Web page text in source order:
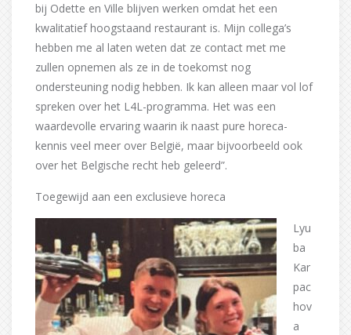
bij Odette en Ville blijven werken omdat het een
kwalitatief hoogstaand restaurant is. Mijn collega’s
hebben me al laten weten dat ze contact met me
zullen opnemen als ze in de toekomst nog
ondersteuning nodig hebben. Ik kan alleen maar vol lof
spreken over het L4L-programma. Het was een
waardevolle ervaring waarin ik naast pure horeca-
kennis veel meer over België, maar bijvoorbeeld ook
over het Belgische recht heb geleerd”.
Toegewijd aan een exclusieve horeca
Lyu
ba
Kar
pac
hov
a